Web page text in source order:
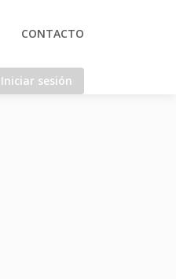
CONTACTO
Iniciar sesión